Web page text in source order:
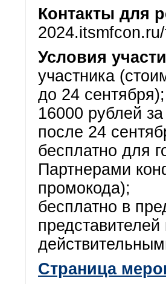
Контакты для
Условия
участника
до 24 сентября);
16000 рублей
после 24
бесплатно для
Партнерами
промокода);
бесплатно в
Страница